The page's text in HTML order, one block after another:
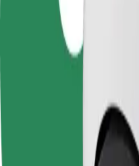
Komfort und Entspannung sind nur
Zuverlässige Fahrten in mittelgroßen